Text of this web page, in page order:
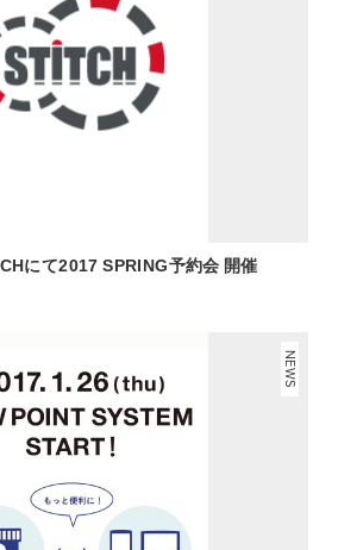
にて2017 SPRING予約会 開催
NEWS